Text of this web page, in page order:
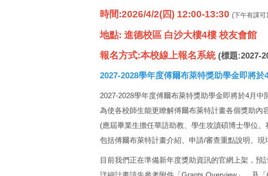
時間:2026/4/2(四) 12:00-13:30 (下午有課可
地點: 進德校區 白沙大樓4樓 校友會館
報名方式:本校線上報名系統 (標題:2027-
2027-2028學年度傅爾布萊特獎助學金即將
2027-2028學年度傅爾布萊特獎助學金即將於4月中
為使各校師生能更瞭解傅爾布萊特計畫各個獎助內
(應屆畢業生擔任華語助教、學生攻讀碩博士學位
包括傅爾布萊特計畫介紹、申請/審查重點說明、現
目前我們正在準備新年度獎助資訊的官網上架，預